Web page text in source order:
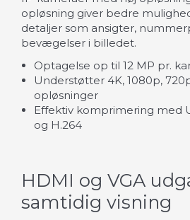
opløsning giver bedre
detaljer som ansigter,
bevægelser i billedet.
Optagelse op til 12 MP pr.
Understøtter 4K, 1080p,
opløsninger
Effektiv komprimering med
og H.264
HDMI og VGA
samtidig visning